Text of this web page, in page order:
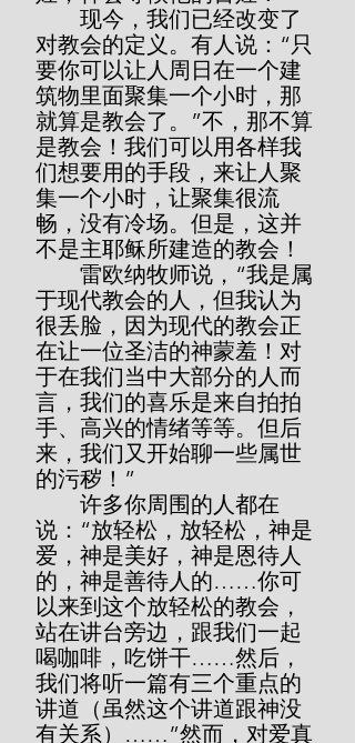
现今，我们已经改变了
对教会的定义。有人说：“只
要你可以让人周日在一个建
筑物里面聚集一个小时，那
就算是教会了。”不，那不算
是教会！我们可以用各样我
们想要用的手段，来让人聚
集一个小时，让聚集很流
畅，没有冷场。但是，这并
不是主耶稣所建造的教会！
雷欧纳牧师说，“我是属
于现代教会的人，但我认为
很丢脸，因为现代的教会正
在让一位圣洁的神蒙羞！对
于在我们当中大部分的人而
言，我们的喜乐是来自拍拍
手、高兴的情绪等等。但后
来，我们又开始聊一些属世
的污秽！”
许多你周围的人都在
说：“放轻松，放轻松，神是
爱，神是美好，神是恩待人
的，神是善待人的……你可
以来到这个放轻松的教会，
站在讲台旁边，跟我们一起
喝咖啡，吃饼干……然后，
我们将听一篇有三个重点的
讲道（虽然这个讲道跟神没
有关系）……”然而，对爱真